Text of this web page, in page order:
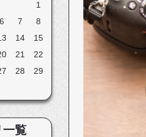
1
6 7
8
14
15
21
22
28
29
一覧